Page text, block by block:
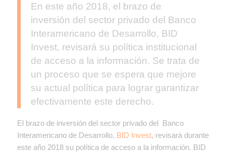
En este año 2018, el brazo de
inversión del sector privado del Banco
Interamericano de Desarrollo, BID
Invest, revisará su política institucional
de acceso a la información. Se trata de
un proceso que se espera que mejore
su actual política para lograr garantizar
efectivamente este derecho.
El brazo de inversión del sector privado del Banco
Interamericano de Desarrollo, BID Invest, revisará durante
este año 2018 su política de acceso a la información. BID